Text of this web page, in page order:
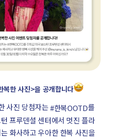
복한 사진>을 공개합니다
사진 당첨자는#한복OOTD를
프루덴셜 센터에서 멋진 플라
화사하고 우아한 한복 사진을